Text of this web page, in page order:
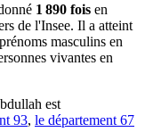
1 890 fois en
de l'Insee. Il a atteint
masculins en
vivantes en
est
93, le département 67